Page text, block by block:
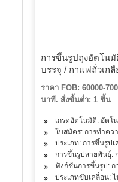
การขึ้นรูปถุงอัตโนมั
บรรจุ / กาแฟถั่วเก
ราคา FOB: 60000-
นาที. สั่งขั้นต่ำ: 1 ชิ้น
เกรดอัตโนมัติ: อัตโ
ใบสมัคร: การทำค
ประเภท: การขึ้นรูป
การขึ้นรูปสายพันธุ์:
ฟังก์ชั่นการขึ้นรูป: ก
ประเภทขับเคลื่อน: